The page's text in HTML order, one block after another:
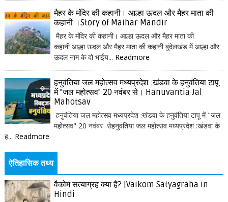
मैहर के मंदिर की कहानी। आल्हा ऊदल और मैहर माता की
कहानी ।Story of Maihar Mandir
मैहर के मंदिर की कहानी। आल्हा ऊदल और मैहर माता की
कहानी आल्हा ऊदल और मैहर माता की कहानी बुंदेलखंड में आल्हा और
ऊदल नाम के दो भाईय... Readmore
हनुवंतिया जल महोत्सव मध्यप्रदेश :खंडवा के हनुवंतिया टापू
में "जल महोत्सव" 20 नवंबर से। Hanuvantia Jal
Mahotsav
हनुवंतिया जल महोत्सव मध्यप्रदेश :खंडवा के हनुवंतिया टापू में "जल
महोत्सव" 20 नवंबर सेहनुवंतिया जल महोत्सव मध्यप्रदेश :खंडवा के
ह... Readmore
ऐतिहासिक तथ्य
वैकोम सत्याग्रह क्या है? |Vaikom Satyagraha in
Hindi